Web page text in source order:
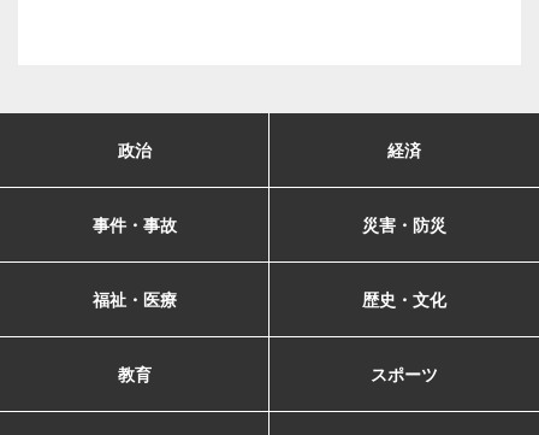
政治 経済
事件・事故 災害・防災
福祉・医療 歴史・文化
教育 スポーツ